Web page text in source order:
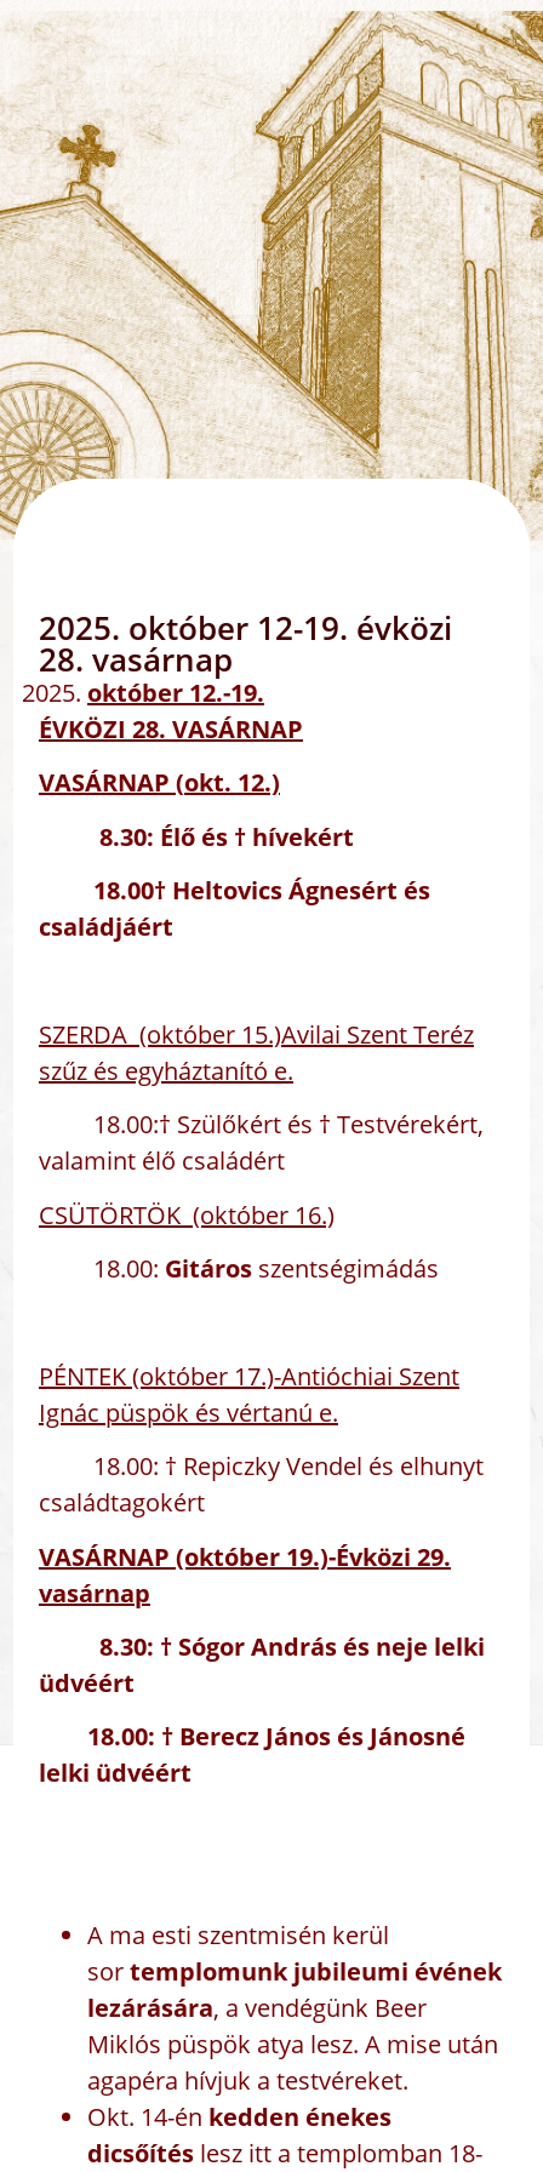
2025. október 12-19. évközi
28. vasárnap
október 12.-19.
ÉVKÖZI 28. VASÁRNAP
VASÁRNAP (okt. 12.)
8.30: Élő és † hívekért
18.00† Heltovics Ágnesért és
családjáért
SZERDA (október 15.)Avilai Szent Teréz
szűz és egyháztanító e.
18.00:† Szülőkért és † Testvérekért,
valamint élő családért
CSÜTÖRTÖK (október 16.)
18.00: Gitárosszentségimádás
PÉNTEK (október 17.)-Antióchiai Szent
Ignác püspök és vértanú e.
18.00: † Repiczky Vendel és elhunyt
családtagokért
VASÁRNAP (október 19.)-Évközi 29.
vasárnap
8.30: † Sógor András és neje lelki
üdvéért
18.00: † Berecz János és Jánosné
lelki üdvéért
A ma esti szentmisén kerül
sortemplomunk jubileumi évének
lezárására, a vendégünk Beer
Miklós püspök atya lesz. A mise után
agapéra hívjuk a testvéreket.
Okt. 14-én kedden énekes
dicsőítéslesz itt a templomban 18-